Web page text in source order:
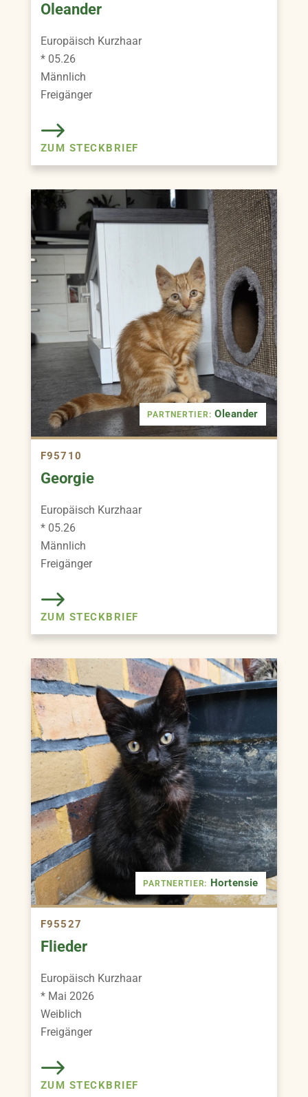
Oleander
Europäisch Kurzhaar
* 05.26
Männlich
Freigänger
ZUM STECKBRIEF
PARTNERTIER: Oleander
F95710
Georgie
Europäisch Kurzhaar
* 05.26
Männlich
Freigänger
ZUM STECKBRIEF
PARTNERTIER: Hortensie
F95527
Flieder
Europäisch Kurzhaar
* Mai 2026
Weiblich
Freigänger
ZUM STECKBRIEF